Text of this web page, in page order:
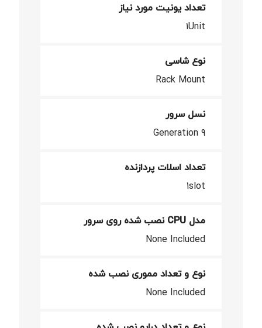
تعداد یونیت مورد نیاز
1Unit
نوع شاسی
Rack Mount
نسل سرور
Generation 9
تعداد اسلات پردازنده
1slot
مدل CPU نصب شده روی سرور
None Included
نوع و تعداد مموری نصب شده
None Included